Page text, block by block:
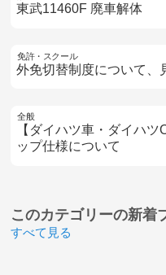
東武11460F 廃車解体
免許・スクール
外免切替制度について、
全般
【ダイハツ車・ダイハ
ップ仕様について
このカテゴリーの新着
すべて見る